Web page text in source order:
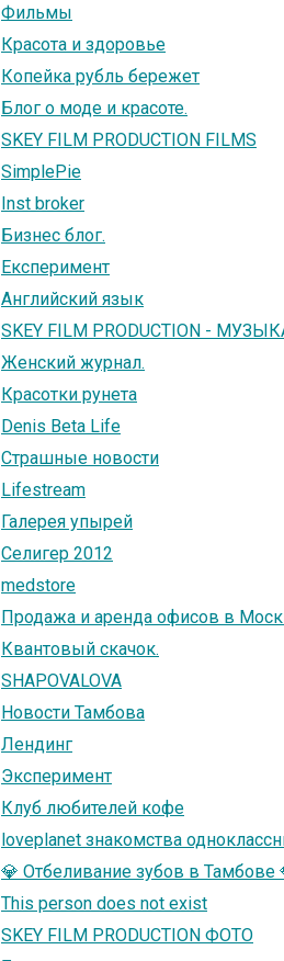
Фильмы
Красота и здоровье
Копейка рубль бережет
Блог о моде и красоте.
SKEY FILM PRODUCTION FILMS
SimplePie
Inst broker
Бизнес блог.
Експеримент
Английский язык
SKEY FILM PRODUCTION -
Женский журнал.
Красотки рунета
Denis Beta Life
Страшные новости
Lifestream
Галерея упырей
Селигер 2012
medstore
Продажа и аренда офисов в
Квантовый скачок.
SHAPOVALOVA
Новости Тамбова
Лендинг
Эксперимент
Клуб любителей кофе
loveplanet знакомства
💎 Отбеливание зубов в Тамбове
This person does not exist
SKEY FILM PRODUCTION ФОТО